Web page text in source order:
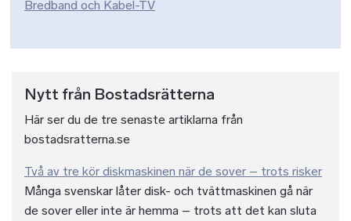
Bredband och Kabel-TV
Nytt från Bostadsrätterna
Här ser du de tre senaste artiklarna från
bostadsratterna.se
Två av tre kör diskmaskinen när de sover – trots risker
Många svenskar låter disk- och tvättmaskinen gå när
de sover eller inte är hemma – trots att det kan sluta